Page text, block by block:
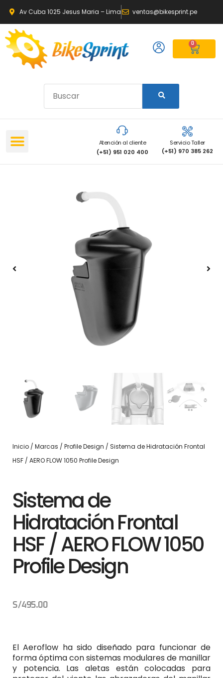
Av Cuba 1025 Jesus Maria – Lima ventas@bikesprint.pe
0
Atención al cliente
(+51) 951 020 400
Servicio Taller
(+51) 970 385 262
Inicio / Marcas / Profile Design / Sistema de Hidratación Frontal
HSF / AERO FLOW 1050 Profile Design
Sistema de
Hidratación Frontal
HSF / AERO FLOW 1050
Profile Design
S/495.00
El Aeroflow ha sido diseñado para funcionar de
forma óptima con sistemas modulares de manillar
y potencia. Las aletas están colocadas para